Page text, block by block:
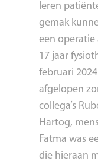
leren
gemak
een operatie
17 jaar
februari
afgelopen
collega’s
Hartog,
Fatma was
die hieraan